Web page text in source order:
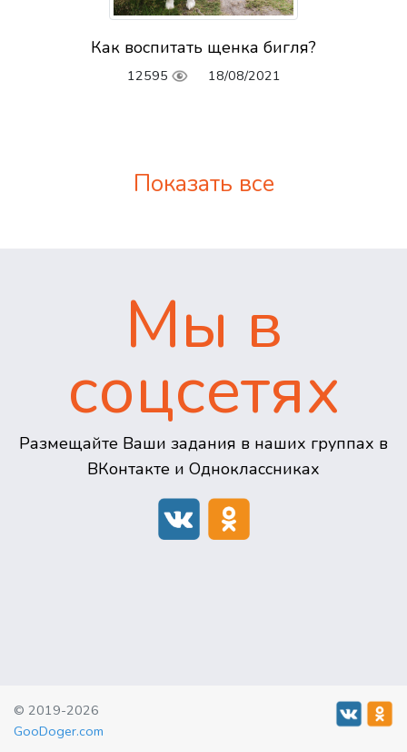
Как воспитать щенка бигля?
12595 18/08/2021
Показать все
Мы в
соцсетях
Размещайте Ваши задания в наших группах в
ВКонтакте и Одноклассниках
© 2019-2026
GooDoger.com